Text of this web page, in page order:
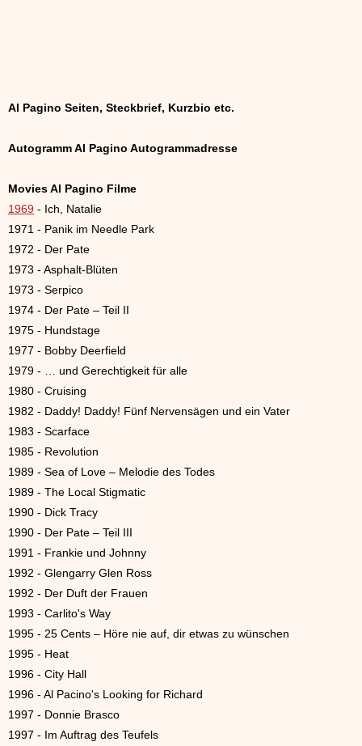
Al Pagino Seiten, Steckbrief, Kurzbio etc.
Autogramm Al Pagino Autogrammadresse
Movies Al Pagino Filme
1969 - Ich, Natalie
1971 - Panik im Needle Park
1972 - Der Pate
1973 - Asphalt-Blüten
1973 - Serpico
1974 - Der Pate – Teil II
1975 - Hundstage
1977 - Bobby Deerfield
1979 - … und Gerechtigkeit für alle
1980 - Cruising
1982 - Daddy! Daddy! Fünf Nervensägen und ein Vater
1983 - Scarface
1985 - Revolution
1989 - Sea of Love – Melodie des Todes
1989 - The Local Stigmatic
1990 - Dick Tracy
1990 - Der Pate – Teil III
1991 - Frankie und Johnny
1992 - Glengarry Glen Ross
1992 - Der Duft der Frauen
1993 - Carlito's Way
1995 - 25 Cents – Höre nie auf, dir etwas zu wünschen
1995 - Heat
1996 - City Hall
1996 - Al Pacino's Looking for Richard
1997 - Donnie Brasco
1997 - Im Auftrag des Teufels